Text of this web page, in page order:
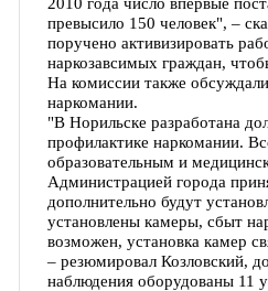
превысило 150 человек", –
поручено активизировать
наркозавсимых граждан,
На комиссии также
наркомании.
"В Норильске разработана
профилактике наркомании.
образовательным и
Администрацией города
дополнительно будут
установлены камеры, сбыт
возможен, установка камер
– резюмировал Козловский,
наблюдения оборудованы 11